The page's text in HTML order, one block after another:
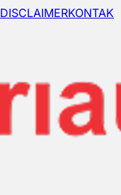
DISCLAIMERKONTAK